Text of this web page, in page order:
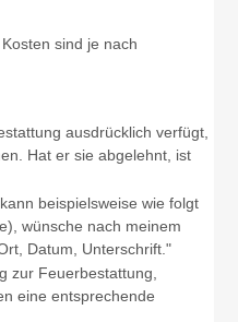
sind je nach
ausdrücklich verfügt,
Hat er sie abgelehnt, ist
beispielsweise wie folgt
wünsche nach meinem
Datum, Unterschrift."
zur Feuerbestattung,
eine entsprechende